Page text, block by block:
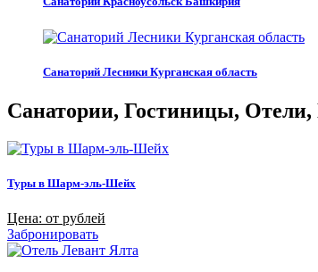
Санаторий Лесники Курганская область
Санатории, Гостиницы,
Туры в Шарм-эль-Шейх
Цена: от рублей
Забронировать